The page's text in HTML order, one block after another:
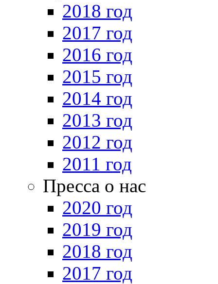
2018 год
2017 год
2016 год
2015 год
2014 год
2013 год
2012 год
2011 год
Пресса о нас
2020 год
2019 год
2018 год
2017 год